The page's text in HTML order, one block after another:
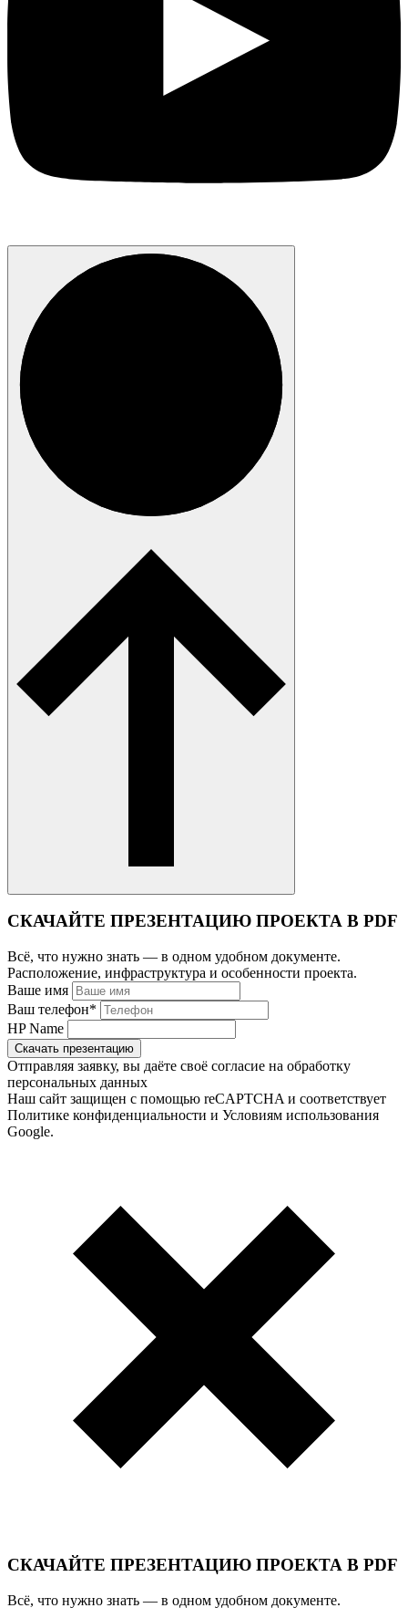
СКАЧАЙТЕ ПРЕЗЕНТАЦИЮ ПРОЕКТА В PDF
Всё, что нужно знать — в одном удобном документе.
Расположение, инфраструктура и особенности проекта.
Ваше имя
Ваш телефон*
HP Name
Скачать презентацию
Отправляя заявку, вы даёте своё согласие на обработку
персональных данных
Наш сайт защищен с помощью reCAPTCHA и соответствует
Политике конфиденциальности и Условиям использования
Google.
СКАЧАЙТЕ ПРЕЗЕНТАЦИЮ ПРОЕКТА В PDF
Всё, что нужно знать — в одном удобном документе.